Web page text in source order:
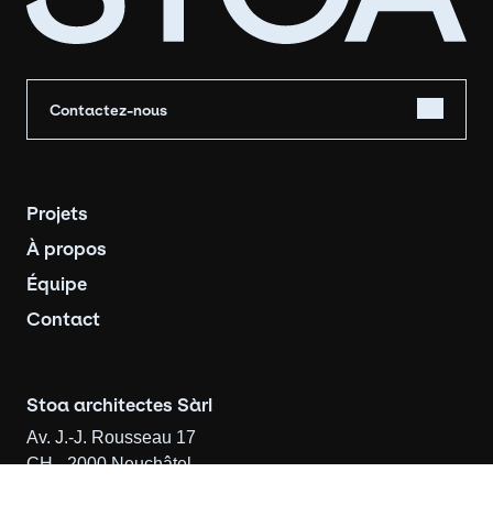
Contactez-nous
Navigation principale
Projets
À propos
Équipe
Contact
Stoa architectes Sàrl
Av. J.-J. Rousseau 17
CH - 2000 Neuchâtel